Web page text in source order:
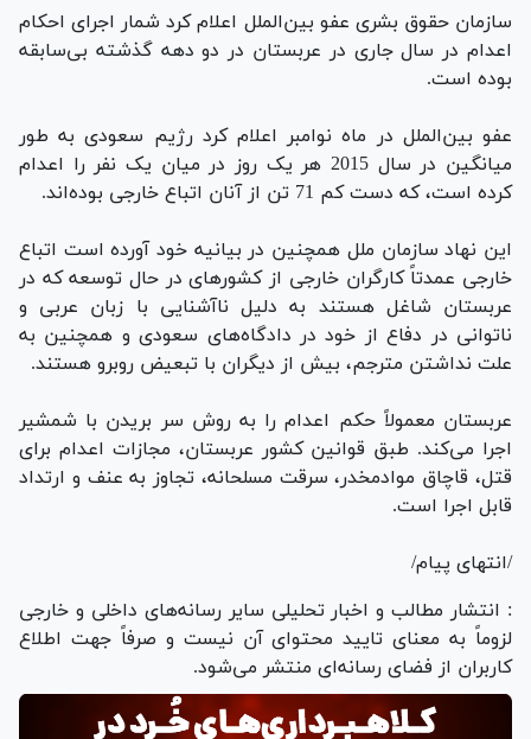
سازمان حقوق بشری عفو بین‌الملل اعلام کرد شمار اجرای احکام
اعدام در سال جاری در عربستان در دو دهه گذشته بی‌سابقه
بوده است.
عفو بین‌الملل در ماه نوامبر اعلام کرد رژیم سعودی به طور
میانگین در سال 2015 هر یک روز در میان یک نفر را اعدام
کرده است، که دست کم 71 تن از آنان اتباع خارجی بوده‌اند.
این نهاد سازمان ملل همچنین در بیانیه خود آورده است اتباع
خارجی عمدتاً کارگران خارجی از کشورهای در حال توسعه که در
عربستان شاغل هستند به دلیل ناآشنایی با زبان عربی و
ناتوانی در دفاع از خود در دادگاه‌های سعودی و همچنین به
علت نداشتن مترجم، بیش از دیگران با تبعیض روبرو هستند.
عربستان معمولاً حکم اعدام را به روش سر بریدن با شمشیر
اجرا می‌کند. طبق قوانین کشور عربستان، مجازات اعدام برای
قتل، قاچاق موادمخدر، سرقت مسلحانه، تجاوز به عنف و ارتداد
قابل اجرا است.
/انتهای پیام/
: انتشار مطالب و اخبار تحلیلی سایر رسانه‌های داخلی و خارجی
لزوماً به معنای تایید محتوای آن نیست و صرفاً جهت اطلاع
کاربران از فضای رسانه‌ای منتشر می‌شود.